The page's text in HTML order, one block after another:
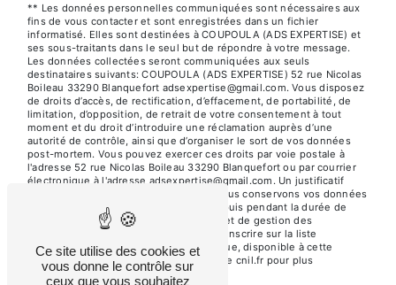
** Les données personnelles communiquées sont nécessaires aux
fins de vous contacter et sont enregistrées dans un fichier
informatisé. Elles sont destinées à COUPOULA (ADS EXPERTISE) et
ses sous-traitants dans le seul but de répondre à votre message.
Les données collectées seront communiquées aux seuls
destinataires suivants: COUPOULA (ADS EXPERTISE) 52 rue Nicolas
Boileau 33290 Blanquefort adsexpertise@gmail.com. Vous disposez
de droits d’accès, de rectification, d’effacement, de portabilité, de
limitation, d’opposition, de retrait de votre consentement à tout
moment et du droit d’introduire une réclamation auprès d’une
autorité de contrôle, ainsi que d’organiser le sort de vos données
post-mortem. Vous pouvez exercer ces droits par voie postale à
l'adresse 52 rue Nicolas Boileau 33290 Blanquefort ou par courrier
électronique à l'adresse adsexpertise@gmail.com. Un justificatif
d'identité pourra vous être demandé. Nous conservons vos données
pendant la période de prise de contact puis pendant la durée de
prescription légale aux fins probatoires et de gestion des
contentieux. Vous avez le droit de vous inscrire sur la liste
d'opposition au démarchage téléphonique, disponible à cette
adresse: Bloctel.gouv.fr. Consultez le site cnil.fr pour plus
d’informations sur vos droits.
Ce site utilise des cookies et
vous donne le contrôle sur
ceux que vous souhaitez